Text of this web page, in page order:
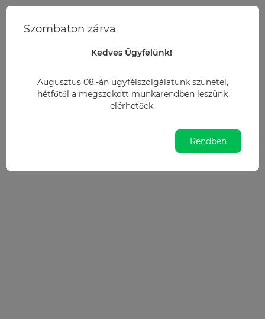
Szállítási információk
Szombaton zárva
Kedves Ügyfelünk!
Augusztus 08.-án ügyfélszolgálatunk szünetel,
hétfőtől a megszokott munkarendben leszünk
elérhetőek.
Rendben